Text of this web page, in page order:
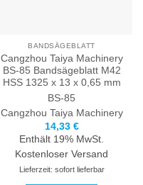
gewählt
werden
BANDSÄGEBLATT
Cangzhou Taiya Machinery
BS-85 Bandsägeblatt M42
HSS 1325 x 13 x 0,65 mm
BS-85
Cangzhou Taiya Machinery
14,33 €
Enthält 19% MwSt.
Kostenloser Versand
Lieferzeit: sofort lieferbar